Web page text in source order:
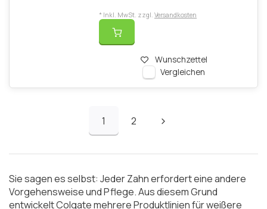
Wunschzettel
Vergleichen
* Inkl. MwSt. zzgl. Versandkosten
1 2
Sie sagen es selbst: Jeder Zahn erfordert eine andere
Vorgehensweise und Pflege. Aus diesem Grund
entwickelt Colgate mehrere Produktlinien für weißere